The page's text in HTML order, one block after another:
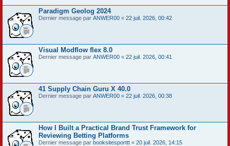
Paradigm Geolog 2024
Dernier message par ANWER00 « 22 juil. 2026, 00:42
Visual Modflow flex 8.0
Dernier message par ANWER00 « 22 juil. 2026, 00:41
41 Supply Chain Guru X 40.0
Dernier message par ANWER00 « 22 juil. 2026, 00:38
How I Built a Practical Brand Trust Framework for
Reviewing Betting Platforms
Dernier message par booksitesporttt « 20 juil. 2026, 14:15